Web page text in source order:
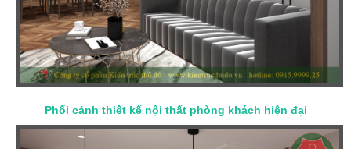
Phối cảnh thiết kế nội thất phòng khách hiện đại